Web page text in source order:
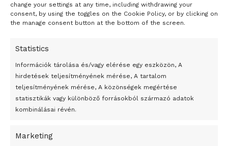
change your settings at any time, including withdrawing your
consent, by using the toggles on the Cookie Policy, or by clicking on
the manage consent button at the bottom of the screen.
Statistics
Információk tárolása és/vagy elérése egy eszközön, A
hirdetések teljesítményének mérése, A tartalom
teljesítményének mérése, A közönségek megértése
statisztikák vagy különböző forrásokból származó adatok
kombinálásai révén.
Marketing